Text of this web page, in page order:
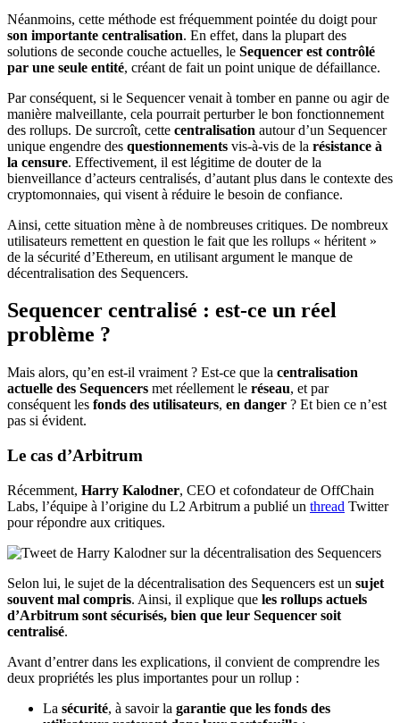
Néanmoins, cette méthode est fréquemment pointée du doigt pour
son importante centralisation. En effet, dans la plupart des
solutions de seconde couche actuelles, le Sequencer est contrôlé
par une seule entité, créant de fait un point unique de défaillance.
Par conséquent, si le Sequencer venait à tomber en panne ou agir de
manière malveillante, cela pourrait perturber le bon fonctionnement
des rollups. De surcroît, cette centralisation autour d’un Sequencer
unique engendre des questionnements vis-à-vis de la résistance à
la censure. Effectivement, il est légitime de douter de la
bienveillance d’acteurs centralisés, d’autant plus dans le contexte des
cryptomonnaies, qui visent à réduire le besoin de confiance.
Ainsi, cette situation mène à de nombreuses critiques. De nombreux
utilisateurs remettent en question le fait que les rollups « héritent »
de la sécurité d’Ethereum, en utilisant argument le manque de
décentralisation des Sequencers.
Sequencer centralisé : est-ce un réel
problème ?
Mais alors, qu’en est-il vraiment ? Est-ce que la centralisation
actuelle des Sequencers met réellement le réseau, et par
conséquent les fonds des utilisateurs, en danger ? Et bien ce n’est
pas si évident.
Le cas d’Arbitrum
Récemment, Harry Kalodner, CEO et cofondateur de OffChain
Labs, l’équipe à l’origine du L2 Arbitrum a publié un thread Twitter
pour répondre aux critiques.
Selon lui, le sujet de la décentralisation des Sequencers est un sujet
souvent mal compris. Ainsi, il explique que les rollups actuels
d’Arbitrum sont sécurisés, bien que leur Sequencer soit
centralisé.
Avant d’entrer dans les explications, il convient de comprendre les
deux propriétés les plus importantes pour un rollup :
La sécurité, à savoir la garantie que les fonds des